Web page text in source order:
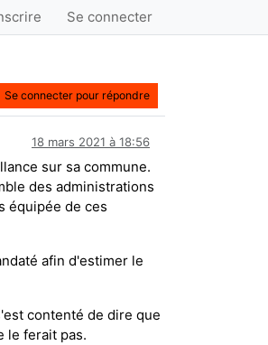
Se connecter
Se connecter pour répondre
18 mars 2021 à 18:56
sur sa commune.
des administrations
équipée de ces
afin d'estimer le
contenté de dire que
le ferait pas.